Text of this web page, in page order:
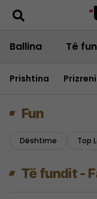
Ballina Të
Prishtina Prizreni
Fun
Dështime Top
Të fundit -